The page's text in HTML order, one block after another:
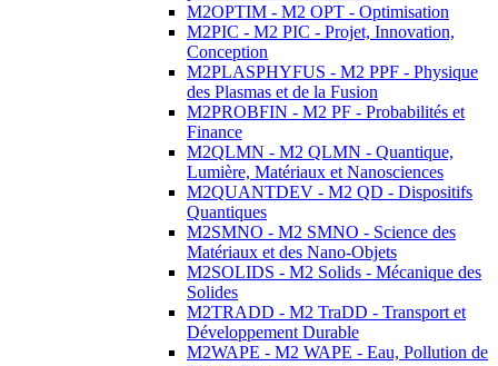
M2OPTIM - M2 OPT - Optimisation
M2PIC - M2 PIC - Projet, Innovation,
Conception
M2PLASPHYFUS - M2 PPF - Physique
des Plasmas et de la Fusion
M2PROBFIN - M2 PF - Probabilités et
Finance
M2QLMN - M2 QLMN - Quantique,
Lumière, Matériaux et Nanosciences
M2QUANTDEV - M2 QD - Dispositifs
Quantiques
M2SMNO - M2 SMNO - Science des
Matériaux et des Nano-Objets
M2SOLIDS - M2 Solids - Mécanique des
Solides
M2TRADD - M2 TraDD - Transport et
Développement Durable
M2WAPE - M2 WAPE - Eau, Pollution de